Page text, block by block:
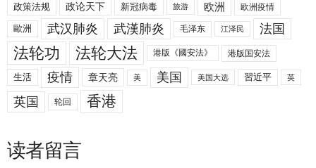
政策法规 政论天下 新冠病毒 旅游 欧洲 欧洲疫情
歐洲 武汉肺炎 武漢肺炎 毛泽东 江泽民 法国
法轮功 法轮大法 港版《國安法》 港版国安法
生活 疫情 章天亮 美 美国 美国大选 習近平 英
英国 轮回 香港
读者留言